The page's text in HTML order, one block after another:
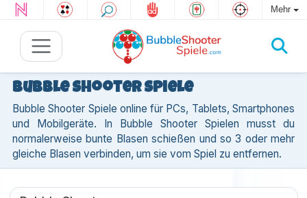
Mehr
Bubble Shooter Spiele
Bubble Shooter Spiele online für PCs, Tablets, Smartphones
und Mobilgeräte. In Bubble Shooter Spielen musst du
normalerweise bunte Blasen schießen und so 3 oder mehr
gleiche Blasen verbinden, um sie vom Spiel zu entfernen.